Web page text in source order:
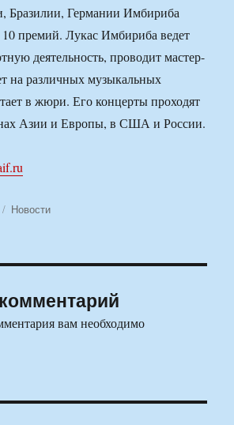
Бразилии, Германии Имбириба
премий. Лукас Имбириба ведет
деятельность, проводит мастер-
на различных музыкальных
в жюри. Его концерты проходят
Азии и Европы, в США и России.
Рубрики
Новости
вам необходимо